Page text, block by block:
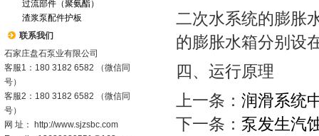
过流部件（聚氨酯）
渣浆泵配件护板
联系我们
石家庄盘石泵业有限公司
客服1：180 3182 6582 （微信同
号）
客服2：180 3182 6582 （微信同
号）
网 址： http://www.sjzsbc.com
二次水系统的膨胀
的膨胀水箱分别设
四、运行原理
上一条： 润滑系统
下一条： 泵发生汽